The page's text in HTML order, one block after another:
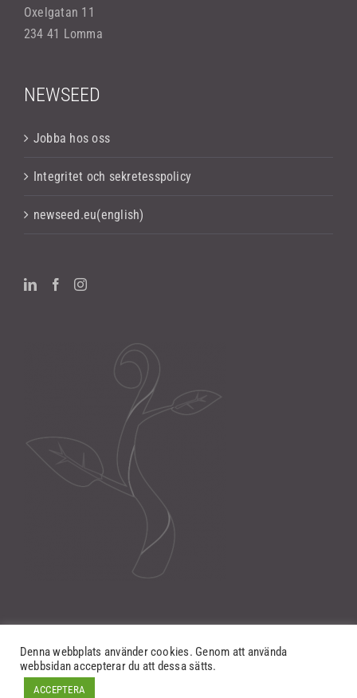
Oxelgatan 11
234 41 Lomma
NEWSEED
Jobba hos oss
Integritet och sekretesspolicy
newseed.eu(english)
Denna webbplats använder cookies. Genom att använda
webbsidan accepterar du att dessa sätts.
ACCEPTERA